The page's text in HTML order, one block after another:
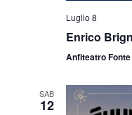
Luglio 8
Enrico
Anfiteatro Fonte
SAB
12